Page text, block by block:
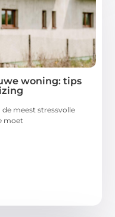
woning: tips
de meest stressvolle
moet